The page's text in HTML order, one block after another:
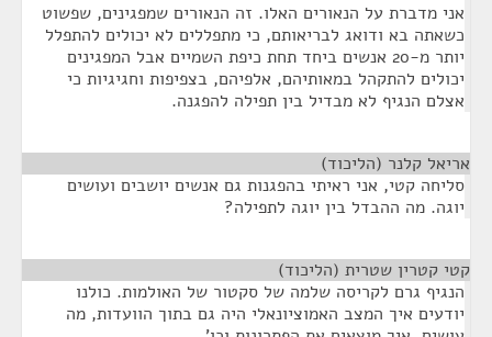
אני מדברת על הנאורים האלו. זה הנאורים שמפגינים, שפשוט
כשאתה בא ודואג לבריאותם, כי מתפללים לא יכולים להתפלל
יותר מ-20 אנשים ביחד תחת כיפת השמיים אבל המפגינים
יכולים להתקהל במאותיהם, אלפיהם, בצפיפות וחגיגיות כי
אצלם הנגיף לא מבדיל בין תפילה להפגנה.
אריאל קלנר (הליכוד)
סליחה קטי, אני ראיתי בהפגנות גם אנשים יושבים ועושים
יוגה. מה ההבדל בין יוגה לתפילה?
קטי קטרין שטרית (הליכוד)
הנגיף גרם לקריסה שלמה של סקטור של האולמות. כולנו
יודעים איך המצב האמוציונאלי היה גם בתוך הוועדות, מה